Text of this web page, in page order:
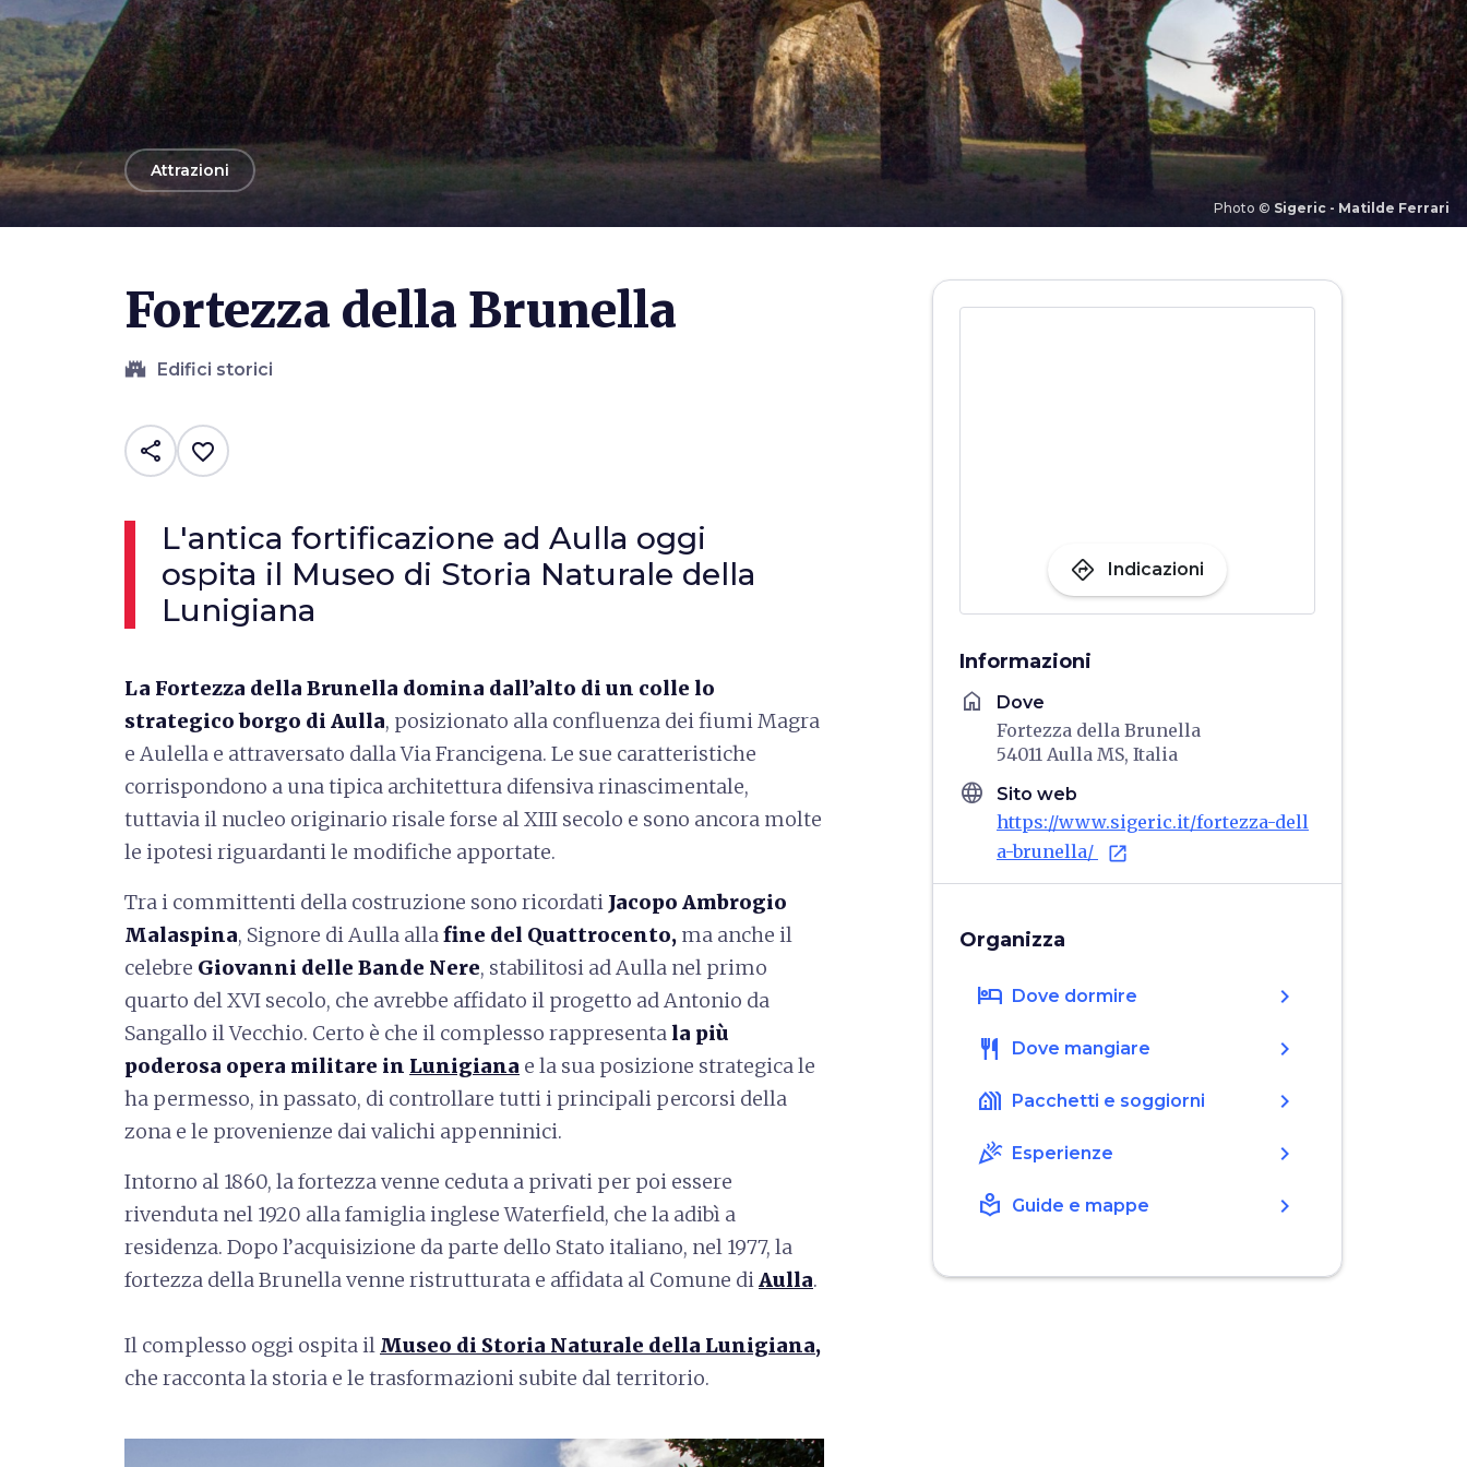
Photo © Sigeric - Matilde Ferrari
arrow_back
Attrazioni
Fortezza della Brunella
castle Edifici storici
share favorite_border
L'antica fortificazione ad Aulla oggi
ospita il Museo di Storia Naturale della
Lunigiana
La Fortezza della Brunella domina dall’alto di un colle lo
strategico borgo di Aulla, posizionato alla confluenza dei fiumi Magra
e Aulella e attraversato dalla Via Francigena. Le sue caratteristiche
corrispondono a una tipica architettura difensiva rinascimentale,
tuttavia il nucleo originario risale forse al XIII secolo e sono ancora molte
le ipotesi riguardanti le modifiche apportate.
Tra i committenti della costruzione sono ricordati Jacopo Ambrogio
Malaspina, Signore di Aulla allafine del Quattrocento, ma anche il
celebre Giovanni delle Bande Nere, stabilitosi ad Aulla nel primo
quarto del XVI secolo, che avrebbe affidato il progetto ad Antonio da
Sangallo il Vecchio. Certo è che il complesso rappresentala più
poderosa opera militare in Lunigiana e la sua posizione strategica le
ha permesso, in passato, di controllare tutti i principali percorsi della
zona e le provenienze dai valichi appenninici.
Intorno al 1860, la fortezza venne ceduta a privati per poi essere
rivenduta nel 1920 alla famiglia inglese Waterfield, che la adibì a
residenza. Dopo l’acquisizione da parte dello Stato italiano, nel 1977, la
fortezza della Brunella venne ristrutturata e affidata al Comune diAulla.
Il complesso oggi ospita il Museo di Storia Naturale della Lunigiana,
che racconta la storia e le trasformazioni subite dal territorio.
directions Indicazioni
Informazioni
home Dove
Fortezza della Brunella
54011 Aulla MS, Italia
language Sito web
https://www.sigeric.it/fortezza-dell
a-brunella/
open_in_new
Organizza
hotel Dove dormire chevron_right
restaurant Dove mangiare chevron_right
holiday_village Pacchetti e soggiorni chevron_right
celebration Esperienze chevron_right
local_library Guide e mappe chevron_right